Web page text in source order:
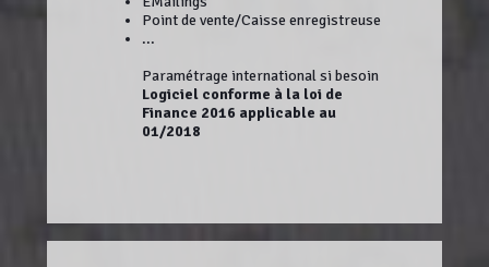
Point de vente/Caisse enregistreuse
...
Paramétrage international si besoin
Logiciel conforme à la loi de
Finance 2016 applicable au
01/2018